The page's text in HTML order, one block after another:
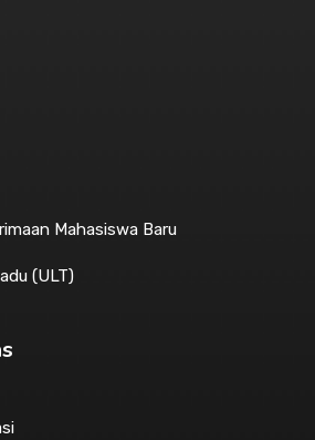
Mahasiswa Baru
(ULT)